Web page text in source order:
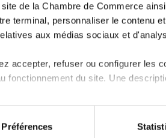
de la Chambre de Commerce
terminal, personnaliser le contenu
aux médias sociaux et
accepter, refuser ou configurer les
fonctionnement du site. Une
et certaines fonctionnalités (ex :
lecture vidéo, personnalisation de
Préférences